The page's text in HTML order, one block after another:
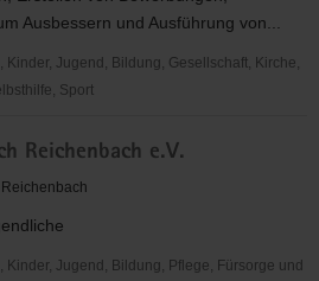
Ausbessern und Ausführung von...
Jugend, Bildung, Gesellschaft, Kirche,
Sport
Reichenbach e.V.
Jugend, Bildung, Pflege, Fürsorge und